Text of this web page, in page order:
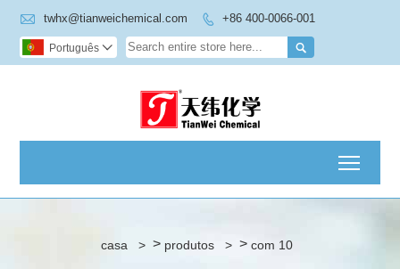
 twhx@tianweichemical.com  +86 400-0066-001

Português 
casa > > produtos > > com 10